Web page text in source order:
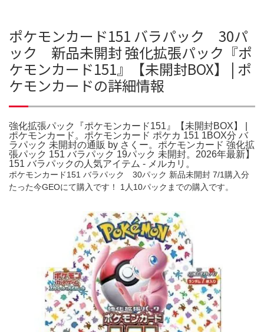
ポケモンカード151 バラパック 30パ
ック 新品未開封 強化拡張パック『ポ
ケモンカード151』【未開封BOX】 | ポ
ケモンカードの詳細情報
強化拡張パック『ポケモンカード151』【未開封BOX】 |
ポケモンカード。ポケモンカード ポケカ 151 1BOX分 バ
ラパック 未開封の通販 by さくー。ポケモンカード 強化拡
張パック 151 バラパック 19パック 未開封。2026年最新】
151 バラパックの人気アイテム - メルカリ。
ポケモンカード151 バラパック 30パック 新品未開封 7/1購入分
たった今GEOにて購入です！ 1人10パックまでの購入です。